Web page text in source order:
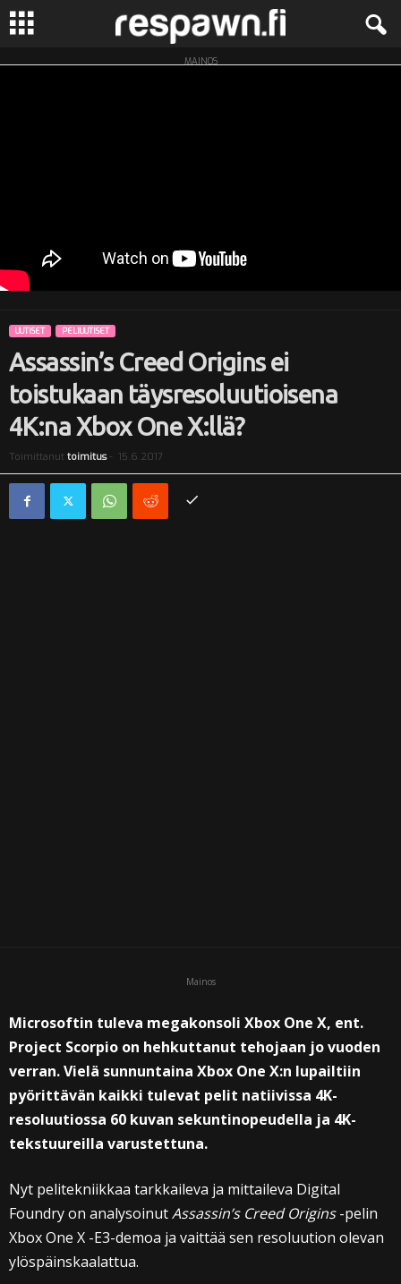
R
w
MAINOS
UUTISET PELIUUTISET
Assassin’s Creed Origins ei
toistukaan täysresoluutioisena
4K:na Xbox One X:llä?
Toimittanut toimitus- 15.6.2017
Mainos
Microsoftin tuleva megakonsoli Xbox One X, ent.
Project Scorpio on hehkuttanut tehojaan jo vuoden
verran. Vielä sunnuntaina Xbox One X:n lupailtiin
pyörittävän kaikki tulevat pelit natiivissa 4K-
resoluutiossa 60 kuvan sekuntinopeudella ja 4K-
tekstuureilla varustettuna.
Nyt pelitekniikkaa tarkkaileva ja mittaileva Digital
Foundry on analysoinutAssassin’s Creed Origins-pelin
Xbox One X -E3-demoa ja vaittää sen resoluution olevan
ylöspäinskaalattua.